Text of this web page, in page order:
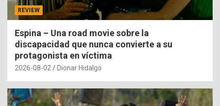
REVIEW
Espina – Una road movie sobre la
discapacidad que nunca convierte a su
protagonista en víctima
2026-08-02 Dionar Hidalgo